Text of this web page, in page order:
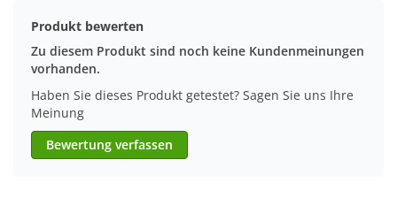
Produkt bewerten
Zu diesem Produkt sind noch keine Kundenmeinungen
vorhanden.
Haben Sie dieses Produkt getestet? Sagen Sie uns Ihre
Meinung
Bewertung verfassen